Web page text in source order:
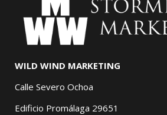
WILD WIND MARKETING
Calle Severo Ochoa
Edificio Promálaga 29651